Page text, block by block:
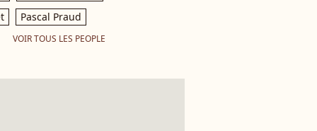
Pascal Praud
VOIR TOUS LES PEOPLE